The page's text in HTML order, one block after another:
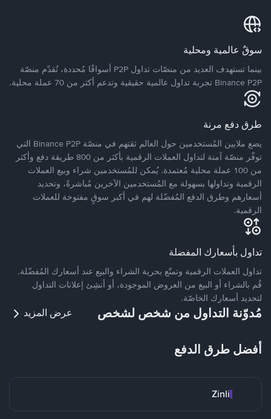
سوقٌ عالمية ومحلية
بينما تستهدف العديد من منصّات تداول P2P أسواقًا مُحددة، تُقدّم منصّة
Binance P2P تجربة تداول عالمية حقيقية وتدعم أكثر من 70 عملة محلية.
طرق دفع مرنة
يضع ملايين المُستخدمين حول العالم ثقتهم في منصّة Binance P2P التي
توفّر منصّة آمنة لتداول العملات الرقمية بأكثر من 800 طريقة دفع وأكثر
من 100 عملة محلية مُعتمدة. يُمكن للمُستخدمين شراء وبيع العملات
الرقمية وتداولها بسهولة مع المُستخدمين الآخرين مُباشرةً، وتحديد
أسعارهم وطرق الدفع المُفضّلة لهم في أكبر سوقٍ مفتوحة للعملات
الرقمية.
تداول بأسعارك المفضلة
تداول العملات الرقمية وتمتّع بحرية الشراء والبيع عند أسعارك المُفضّلة.
قُم بالشراء أو البيع من العروض الموجودة، أو أنشِئ إعلانات التداول
لتحديد أسعارك الخاصّة.
مُدوّنة التداول من شخص لشخص عرض المزيد
أفضل طرق الدفع
Zinli